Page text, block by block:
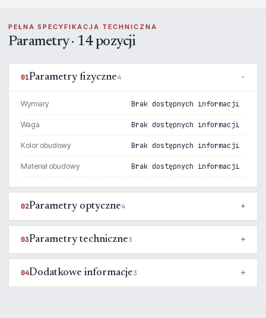
PEŁNA SPECYFIKACJA TECHNICZNA
Parametry · 14 pozycji
01Parametry fizyczne4
Wymiary Brak dostępnych informacji
Waga Brak dostępnych informacji
Kolor obudowy Brak dostępnych informacji
Materiał obudowy Brak dostępnych informacji
02Parametry optyczne4
03Parametry techniczne3
04Dodatkowe informacje3